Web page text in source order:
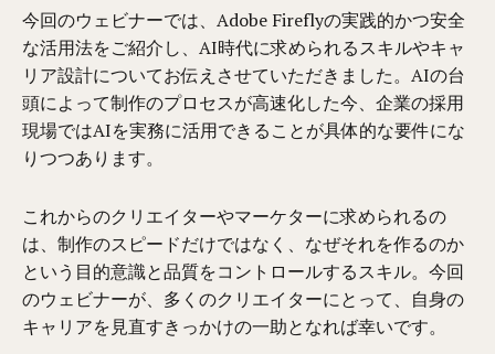
今回のウェビナーでは、Adobe Fireflyの実践的かつ安全
な活用法をご紹介し、AI時代に求められるスキルやキャ
リア設計についてお伝えさせていただきました。AIの台
頭によって制作のプロセスが高速化した今、企業の採用
現場ではAIを実務に活用できることが具体的な要件にな
りつつあります。
これからのクリエイターやマーケターに求められるの
は、制作のスピードだけではなく、なぜそれを作るのか
という目的意識と品質をコントロールするスキル。今回
のウェビナーが、多くのクリエイターにとって、自身の
キャリアを見直すきっかけの一助となれば幸いです。